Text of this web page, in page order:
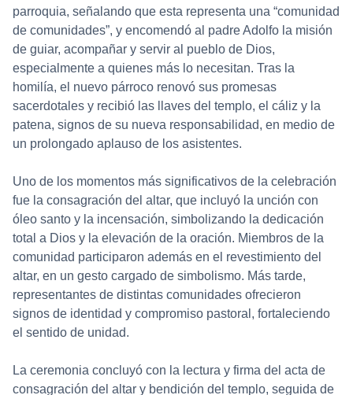
parroquia, señalando que esta representa una “comunidad
de comunidades”, y encomendó al padre Adolfo la misión
de guiar, acompañar y servir al pueblo de Dios,
especialmente a quienes más lo necesitan. Tras la
homilía, el nuevo párroco renovó sus promesas
sacerdotales y recibió las llaves del templo, el cáliz y la
patena, signos de su nueva responsabilidad, en medio de
un prolongado aplauso de los asistentes.
Uno de los momentos más significativos de la celebración
fue la consagración del altar, que incluyó la unción con
óleo santo y la incensación, simbolizando la dedicación
total a Dios y la elevación de la oración. Miembros de la
comunidad participaron además en el revestimiento del
altar, en un gesto cargado de simbolismo. Más tarde,
representantes de distintas comunidades ofrecieron
signos de identidad y compromiso pastoral, fortaleciendo
el sentido de unidad.
La ceremonia concluyó con la lectura y firma del acta de
consagración del altar y bendición del templo, seguida de